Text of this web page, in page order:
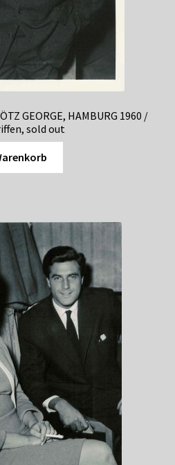
GEORGE, HAMBURG 1960 /
sold out